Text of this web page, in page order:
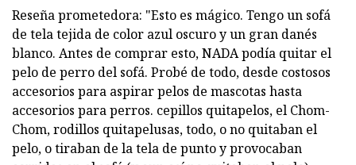
Reseña prometedora: "Esto es mágico. Tengo un sofá
de tela tejida de color azul oscuro y un gran danés
blanco. Antes de comprar esto, NADA podía quitar el
pelo de perro del sofá. Probé de todo, desde costosos
accesorios para aspirar pelos de mascotas hasta
accesorios para perros. cepillos quitapelos, el Chom-
Chom, rodillos quitapelusas, todo, o no quitaban el
pelo, o tiraban de la tela de punto y provocaban